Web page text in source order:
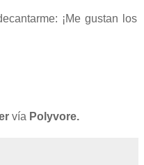
¡Me gustan los
vía Polyvore.